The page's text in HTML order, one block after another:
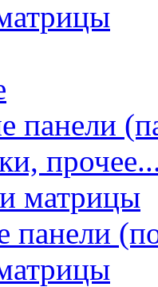
панели
матрицы
панели